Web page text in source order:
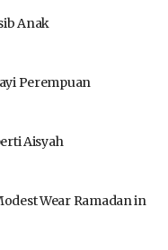
Anak
Perempuan
Aisyah
Wear Ramadan in